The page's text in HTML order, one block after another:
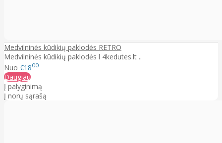
Medvilninės kūdikių paklodės RETRO
Medvilninės kūdikių paklodės l 4kedutes.lt ..
Nuo €1800
Daugiau
Į palyginimą
Į norų sąrašą